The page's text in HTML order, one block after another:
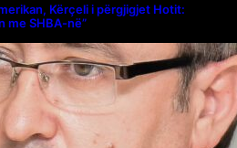
Kërçeli i përgjigjet Hotit:
me SHBA-në”